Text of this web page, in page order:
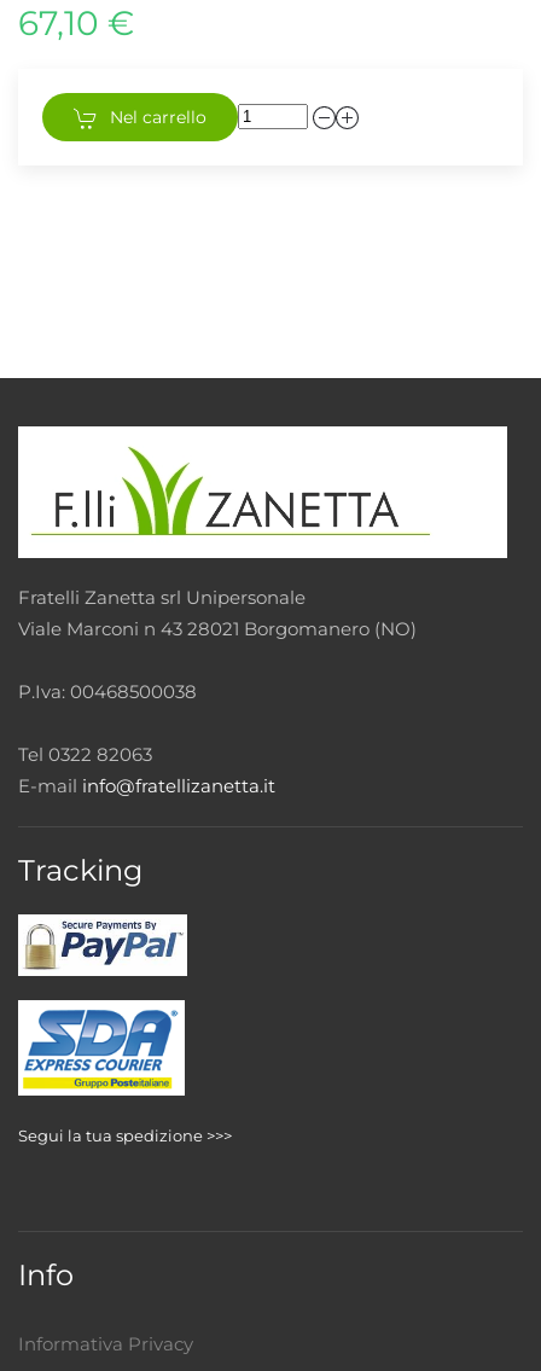
67,10 €
Nel carrello
Fratelli Zanetta srl Unipersonale
Viale Marconi n 43 28021 Borgomanero (NO)
P.Iva: 00468500038
Tel 0322 82063
E-mail info@fratellizanetta.it
Tracking
Segui la tua spedizione >>>
Info
Informativa Privacy